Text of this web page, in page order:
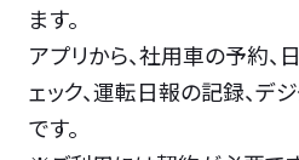
ます。
アプリから、社用車の予約、
ェック、運転日報の記録、
です。